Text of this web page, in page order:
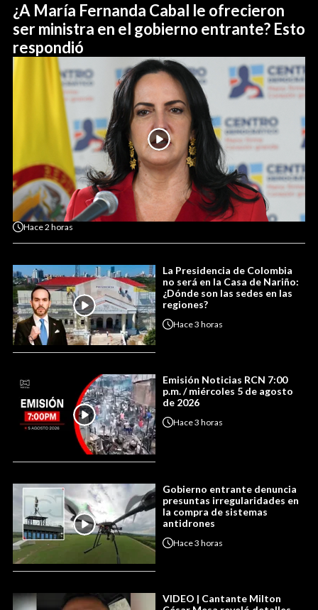
¿A María Fernanda Cabal le ofrecieron
ser ministra en el gobierno entrante? Esto
respondió
Hace2 horas
La Presidencia de Colombia
no será en la Casa de Nariño:
¿Dónde son las sedes en las
regiones?
Hace3 horas
Emisión Noticias RCN 7:00
p.m. / miércoles 5 de agosto
de 2026
Hace3 horas
Gobierno entrante denuncia
presuntas irregularidades en
la compra de sistemas
antidrones
Hace3 horas
VIDEO | Cantante Milton